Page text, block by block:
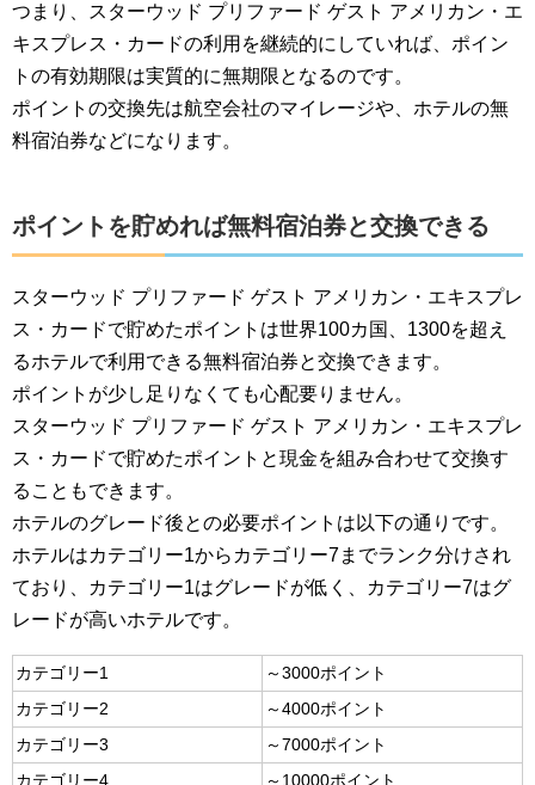
つまり、スターウッド プリファード ゲスト アメリカン・エ
キスプレス・カードの利用を継続的にしていれば、ポイン
トの有効期限は実質的に無期限となるのです。
ポイントの交換先は航空会社のマイレージや、ホテルの無
料宿泊券などになります。
ポイントを貯めれば無料宿泊券と交換できる
スターウッド プリファード ゲスト アメリカン・エキスプレ
ス・カードで貯めたポイントは世界100カ国、1300を超え
るホテルで利用できる無料宿泊券と交換できます。
ポイントが少し足りなくても心配要りません。
スターウッド プリファード ゲスト アメリカン・エキスプレ
ス・カードで貯めたポイントと現金を組み合わせて交換す
ることもできます。
ホテルのグレード後との必要ポイントは以下の通りです。
ホテルはカテゴリー1からカテゴリー7までランク分けされ
ており、カテゴリー1はグレードが低く、カテゴリー7はグ
レードが高いホテルです。
カテゴリー1
～3000ポイント
カテゴリー2
～4000ポイント
カテゴリー3
～7000ポイント
カテゴリー4
～10000ポイント